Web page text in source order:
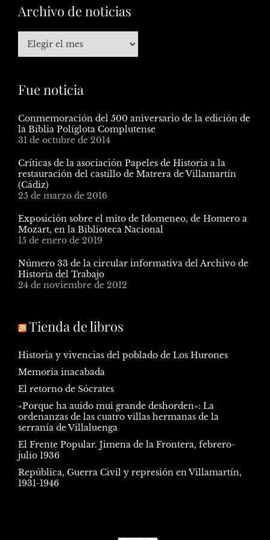
Archivo de noticias
Fue noticia
Conmemoración del 500 aniversario de la edición de
la Biblia Políglota Complutense
31 de octubre de 2014
Críticas de la asociación Papeles de Historia a la
restauración del castillo de Matrera de Villamartín
(Cádiz)
25 de marzo de 2016
Exposición sobre el mito de Idomeneo, de Homero a
Mozart, en la Biblioteca Nacional
15 de enero de 2019
Número 33 de la circular informativa del Archivo de
Historia del Trabajo
24 de noviembre de 2012
Tienda de libros
Historia y vivencias del poblado de Los Hurones
Memoria inacabada
El retorno de Sócrates
«Porque ha auido mui grande deshorden»: La
ordenanzas de las cuatro villas hermanas de la
serranía de Villaluenga
El Frente Popular. Jimena de la Frontera, febrero-
julio 1936
República, Guerra Civil y represión en Villamartín,
1931-1946